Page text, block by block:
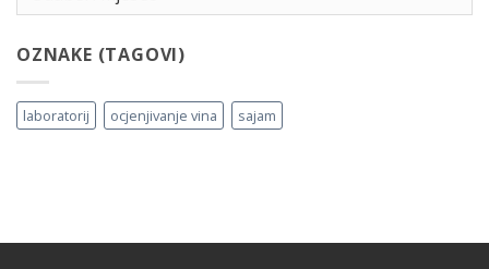
OZNAKE (TAGOVI)
laboratorij ocjenjivanje vina sajam